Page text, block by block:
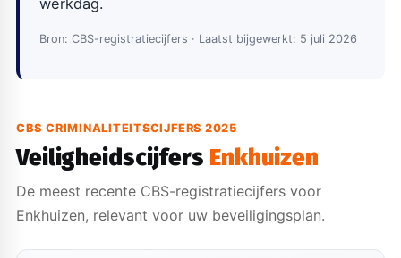
werkdag.
Bron: CBS-registratiecijfers · Laatst bijgewerkt: 5 juli 2026
CBS CRIMINALITEITSCIJFERS 2025
Veiligheidscijfers Enkhuizen
De meest recente CBS-registratiecijfers voor
Enkhuizen, relevant voor uw beveiligingsplan.